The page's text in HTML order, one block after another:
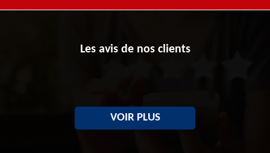
Les avis de nos clients
VOIR PLUS